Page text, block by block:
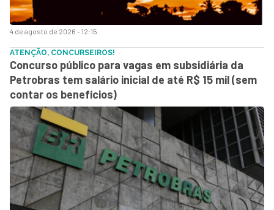
4 de agosto de 2026 - 12:15
ATENÇÃO, CONCURSEIROS!
Concurso público para vagas em subsidiária da
Petrobras tem salário inicial de até R$ 15 mil (sem
contar os benefícios)